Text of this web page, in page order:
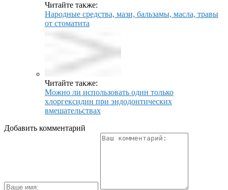
Читайте также:
Народные средства, мази, бальзамы, масла, травы
от стоматита
Читайте также:
Можно ли использовать один только
хлоргексидин при эндодонтических
вмешательствах
Добавить комментарий